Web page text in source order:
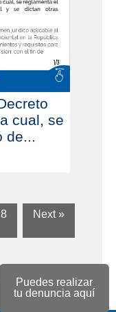
Puedes realizar
tu denuncia aquí
cual, se
de...
Next »